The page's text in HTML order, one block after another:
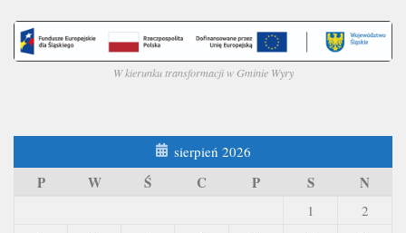
W kierunku transformacji w Gminie Wyry
sierpień 2026
P W Ś C P S N
1
2